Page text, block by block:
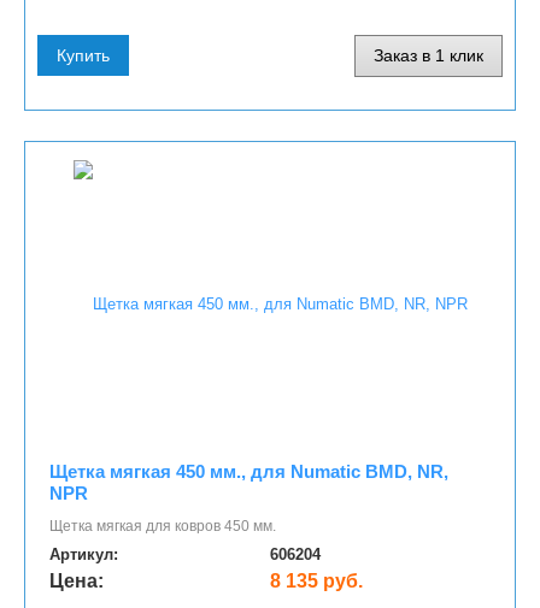
Купить Заказ в 1 клик
Щетка мягкая 450 мм., для Numatic BMD, NR,
NPR
Щетка мягкая для ковров 450 мм.
Артикул: 606204
Цена: 8 135 руб.